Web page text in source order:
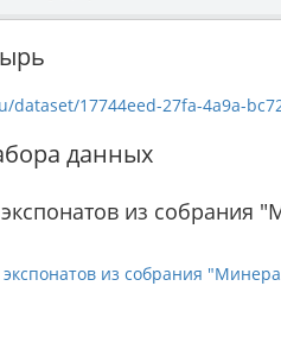
17744eed-27fa-4a9a-bc72-
данных
из собрания
из собрания